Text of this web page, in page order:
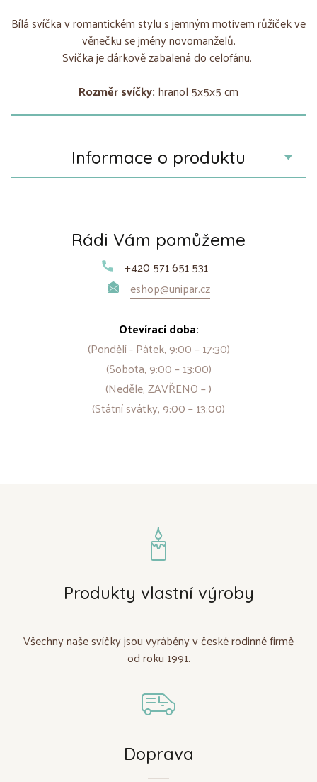
Bílá svíčka v romantickém stylu s jemným motivem růžiček ve
věnečku se jmény novomanželů.
Svíčka je dárkově zabalená do celofánu.
Rozměr svíčky: hranol 5x5x5 cm
Informace o produktu
Rádi Vám pomůžeme
+420 571 651 531
eshop@unipar.cz
Otevírací doba:
(Pondělí - Pátek, 9:00 – 17:30)
(Sobota, 9:00 – 13:00)
(Neděle, ZAVŘENO – )
(Státní svátky, 9:00 – 13:00)
Produkty vlastní výroby
Všechny naše svíčky jsou vyráběny v české rodinné firmě
od roku 1991.
Doprava